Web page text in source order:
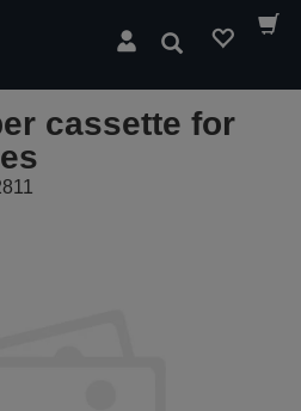
Zoeken
cassette for